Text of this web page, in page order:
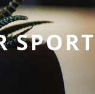
SPORT